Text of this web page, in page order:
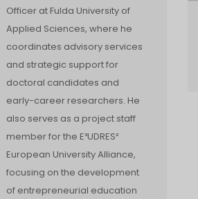
Officer at Fulda University of
Applied Sciences, where he
coordinates advisory services
and strategic support for
doctoral candidates and
early-career researchers. He
also serves as a project staff
member for the E³UDRES²
European University Alliance,
focusing on the development
of entrepreneurial education